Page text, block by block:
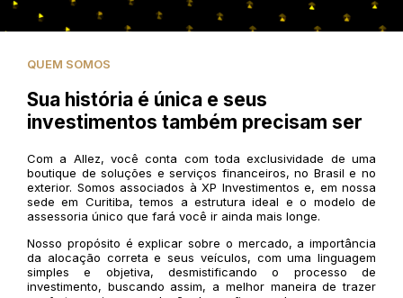
QUEM SOMOS
Sua história é única e seus
investimentos também precisam ser
Com a Allez, você conta com toda exclusividade de uma
boutique de soluções e serviços financeiros, no Brasil e no
exterior. Somos associados à XP Investimentos e, em nossa
sede em Curitiba, temos a estrutura ideal e o modelo de
assessoria único que fará você ir ainda mais longe.
Nosso propósito é explicar sobre o mercado, a importância
da alocação correta e seus veículos, com uma linguagem
simples e objetiva, desmistificando o processo de
investimento, buscando assim, a melhor maneira de trazer